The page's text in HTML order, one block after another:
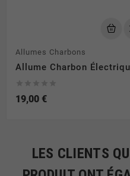
Allumes Charbons
Allume Charbon
19,00 €
LES CLIENTS